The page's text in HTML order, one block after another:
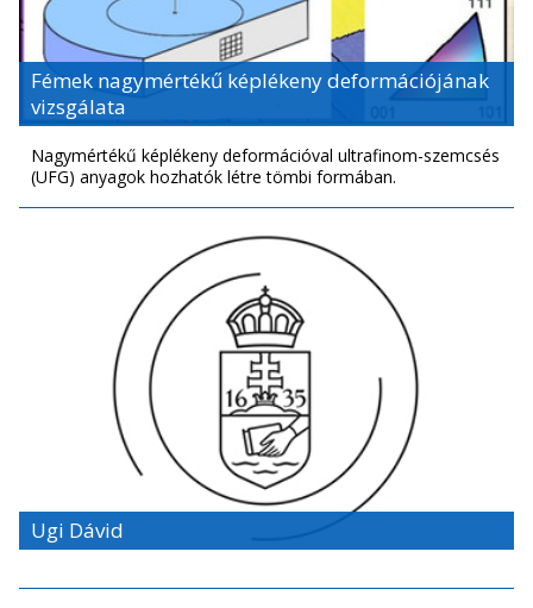
Fémek nagymértékű képlékeny deformációjának
vizsgálata
Nagymértékű képlékeny deformációval ultrafinom-szemcsés
(UFG) anyagok hozhatók létre tömbi formában.
Ugi Dávid